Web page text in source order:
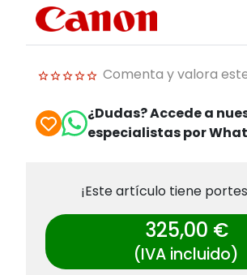
Comenta y valora
¿Dudas? Accede a
especialistas por
¡Este artículo tiene
325,00 €
(IVA incluido)